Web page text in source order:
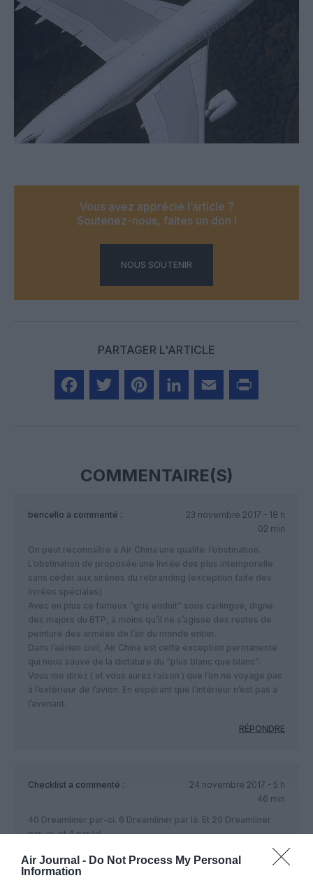
Air Journal - Do Not Process My Personal
Information
Vous avez apprécié l’article ?
Soutenez-nous, faites un don !
NOUS SOUTENIR
PARTAGER L'ARTICLE
COMMENTAIRE(S)
bencello a commenté :
23 novembre 2017 - 18 h
02 min
On peut reconnaître à Air China une qualité: l’obstination.
L’obstination de proposée une livrée des plus intemporelle
sans céder aux sirènes du rebranding (exception faite des
livrées spéciales)
Avec en plus ce fameux “gris enduit” sous carlingue, digne
des majors du BTP, à moins qu’il ne s’agisse des restes de
peinture des armées de l’air du monde entier.
Dans l’aérien civil, Air China est cette exception permanente
qui nous sauve de la dictature du “plus blanc que blanc”.
Vous me direz ( et vous aurez raison ) que l’on ne voyage pas
à l’extérieur de l’avion. En espérant que l’intérieur n’est pas à
l’avenant.
RÉPONDRE
Checklist a commenté :
24 novembre 2017 - 5 h
46 min
40 Dreamliner par-ci. 6 Dreamliner par là. Et 20 Dreamliner
par-ci, et 4 par là!..
Le Dreamliner fait encore rêver.
Petit moment de célébration certe qu’on aime ou pas.